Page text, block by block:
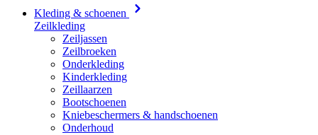
Kleding & schoenen
Zeilkleding
Zeiljassen
Zeilbroeken
Onderkleding
Kinderkleding
Zeillaarzen
Bootschoenen
Kniebeschermers & handschoenen
Onderhoud